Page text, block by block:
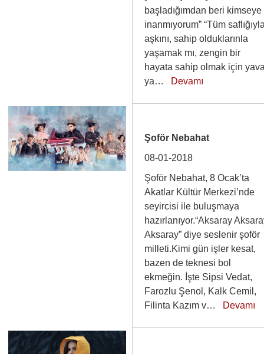
başladığımdan beri kimseye
inanmıyorum” “Tüm
aşkını, sahip olduklarınla
yaşamak mı, zengin bir
hayata sahip olmak için
ya… Devamı
Şoför Nebahat
08-01-2018
Şoför Nebahat, 8 Ocak’ta
Akatlar Kültür Merkezi’nde
seyircisi ile buluşmaya
hazırlanıyor.“Aksaray
Aksaray” diye seslenir şoför
milleti.Kimi gün işler kesat,
bazen de teknesi bol
ekmeğin. İşte Sipsi Vedat,
Farozlu Şenol, Kalk Cemil,
Filinta Kazım v… Devamı